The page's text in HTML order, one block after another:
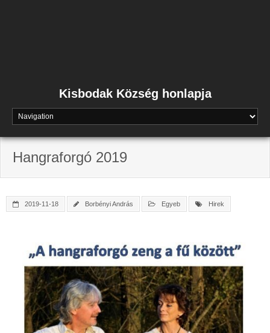
Kisbodak Község honlapja
Hangraforgó 2019
2019-11-18 Borbényi András Egyeb Hirek